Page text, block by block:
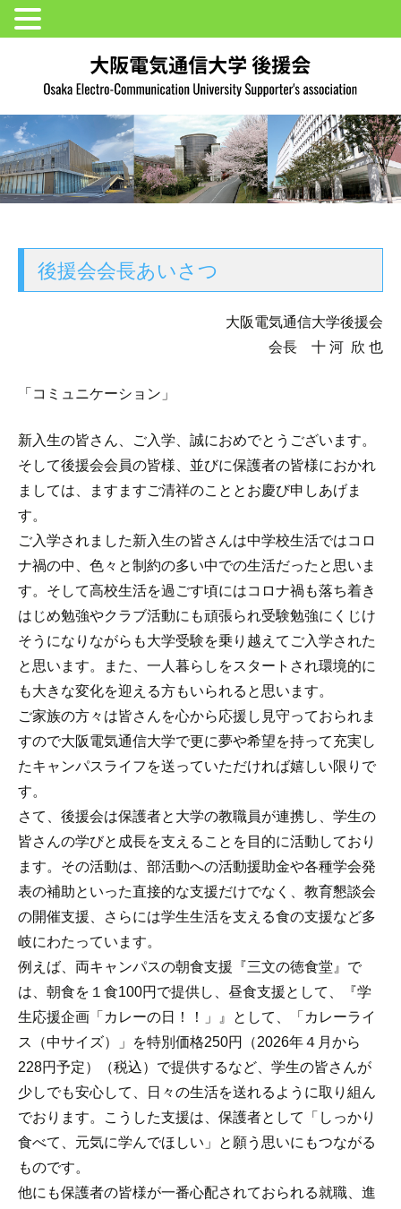
後援会会長あいさつ
大阪電気通信大学後援会
会長 十 河 欣 也
「コミュニケーション」
新入生の皆さん、ご入学、誠におめでとうございます。
そして後援会会員の皆様、並びに保護者の皆様におかれ
ましては、ますますご清祥のこととお慶び申しあげま
す。
ご入学されました新入生の皆さんは中学校生活ではコロ
ナ禍の中、色々と制約の多い中での生活だったと思いま
す。そして高校生活を過ごす頃にはコロナ禍も落ち着き
はじめ勉強やクラブ活動にも頑張られ受験勉強にくじけ
そうになりながらも大学受験を乗り越えてご入学された
と思います。また、一人暮らしをスタートされ環境的に
も大きな変化を迎える方もいられると思います。
ご家族の方々は皆さんを心から応援し見守っておられま
すので大阪電気通信大学で更に夢や希望を持って充実し
たキャンパスライフを送っていただければ嬉しい限りで
す。
さて、後援会は保護者と大学の教職員が連携し、学生の
皆さんの学びと成長を支えることを目的に活動しており
ます。その活動は、部活動への活動援助金や各種学会発
表の補助といった直接的な支援だけでなく、教育懇談会
の開催支援、さらには学生生活を支える食の支援など多
岐にわたっています。
例えば、両キャンパスの朝食支援『三文の徳食堂』で
は、朝食を１食100円で提供し、昼食支援として、『学
生応援企画「カレーの日！！」』として、「カレーライ
ス（中サイズ）」を特別価格250円（2026年４月から
228円予定）（税込）で提供するなど、学生の皆さんが
少しでも安心して、日々の生活を送れるように取り組ん
でおります。こうした支援は、保護者として「しっかり
食べて、元気に学んでほしい」と願う思いにもつながる
ものです。
他にも保護者の皆様が一番心配されておられる就職、進